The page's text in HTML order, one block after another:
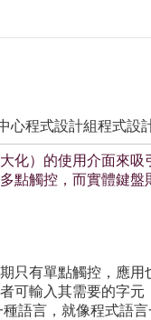
心程式設計組程式設
化）的使用介面來
點觸控，而實體鍵盤
只有單點觸控，應
可輸入其需要的字
語言，就像程式語